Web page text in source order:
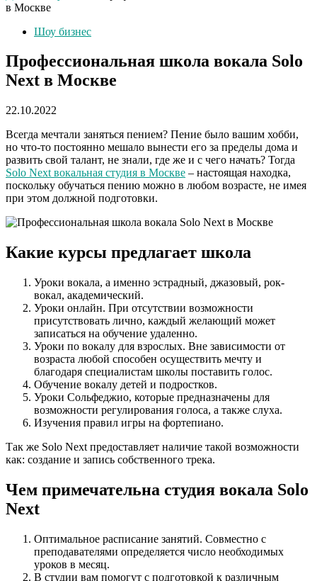
в Москве
Шоу бизнес
Профессиональная школа вокала Solo
Next в Москве
22.10.2022
Всегда мечтали заняться пением? Пение было вашим хобби,
но что-то постоянно мешало вынести его за пределы дома и
развить свой талант, не знали, где же и с чего начать? Тогда
Solo Next вокальная студия в Москве – настоящая находка,
поскольку обучаться пению можно в любом возрасте, не имея
при этом должной подготовки.
Какие курсы предлагает школа
Уроки вокала, а именно эстрадный, джазовый, рок-
вокал, академический.
Уроки онлайн. При отсутствии возможности
присутствовать лично, каждый желающий может
записаться на обучение удаленно.
Уроки по вокалу для взрослых. Вне зависимости от
возраста любой способен осуществить мечту и
благодаря специалистам школы поставить голос.
Обучение вокалу детей и подростков.
Уроки Сольфеджио, которые предназначены для
возможности регулирования голоса, а также слуха.
Изучения правил игры на фортепиано.
Так же Solo Next предоставляет наличие такой возможности
как: создание и запись собственного трека.
Чем примечательна студия вокала Solo
Next
Оптимальное расписание занятий. Совместно с
преподавателями определяется число необходимых
уроков в месяц.
В студии вам помогут с подготовкой к различным